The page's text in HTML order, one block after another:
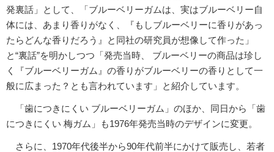
発裏話」として、「ブルーベリーガムは、実はブルーベリー自
体には、あまり香りがなく、『もしブルーベリーに香りがあっ
たらどんな香りだろう』と同社の研究員が想像して作った」
と“裏話”を明かしつつ「発売当時、 ブルーベリーの商品は珍し
く『ブルーベリーガム』の香りがブルーベリーの香りとして一
般に広まった？とも言われています」と紹介しています。
「歯につきにくい ブルーベリーガム」のほか、同日から「歯
につきにくい 梅ガム」も1976年発売当時のデザインに変更。
さらに、1970年代後半から90年代前半にかけて販売し、若者